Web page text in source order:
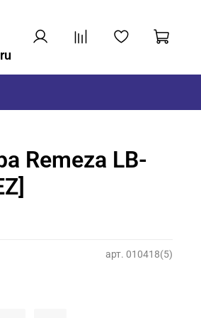
арт. 010418(5)
Remeza LB-